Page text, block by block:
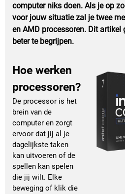
computer niks doen. Als je op
voor jouw situatie zal je twee
en AMD processoren. Dit
beter te begrijpen.
Hoe werken
processoren?
De processor is het
brein van de
computer en zorgt
ervoor dat jij al je
dagelijkste taken
kan uitvoeren of de
spellen kan spelen
die jij wilt. Elke
beweging of klik die